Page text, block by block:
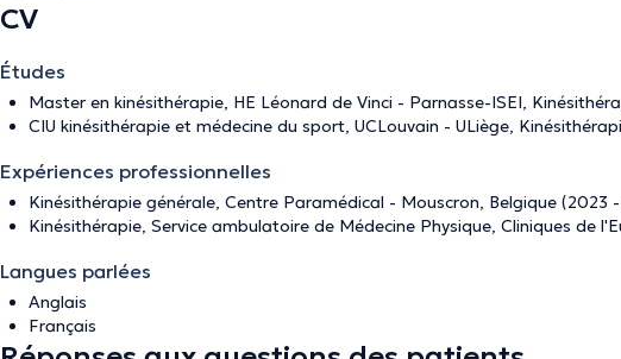
CV
Études
Master en kinésithérapie, HE Léonard de Vinci - Parnasse-ISEI,
CIU kinésithérapie et médecine du sport, UCLouvain - ULiège,
Expériences professionnelles
Kinésithérapie générale, Centre Paramédical - Mouscron, Belgique (2023
Kinésithérapie, Service ambulatoire de Médecine Physique, Cliniques de
Langues parlées
Anglais
Français